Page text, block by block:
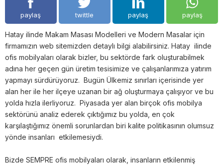
paylaş twittle paylaş paylaş
Hatay ilinde Makam Masası Modelleri ve Modern Masalar için
firmamızın web sitemizden detaylı bilgi alabilirsiniz. Hatay ilinde
ofis mobilyaları olarak bizler, bu sektörde fark oluşturabilmek
adına her geçen gün üretim tesisimize ve çalışanlarımıza yatırım
yapmayı sürdürüyoruz. Bugün Ülkemiz sınırları içerisinde yer
alan her ile her ilçeye uzanan bir ağ oluşturmaya çalışıyor ve bu
yolda hızla ilerliyoruz. Piyasada yer alan birçok ofis mobilya
sektörünü analiz ederek çıktığımız bu yolda, en çok
karşılaştığımız önemli sorunlardan biri kalite politikasının olumsuz
yönde insanları etkilemesiydi.
Bizde SEMPRE ofis mobilyaları olarak, insanların etkilenmiş